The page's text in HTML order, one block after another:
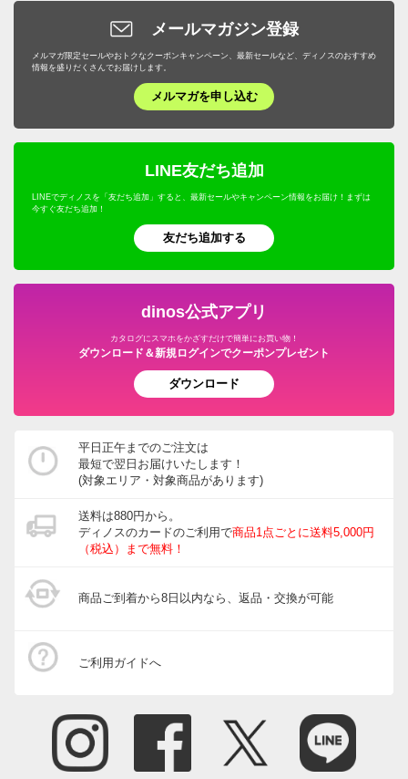
メールマガジン登録
メルマガ限定セールやおトクなクーポンキャンペーン、最新セールなど、ディノスのおすすめ
情報を盛りだくさんでお届けします。
メルマガを申し込む
LINE友だち追加
LINEでディノスを「友だち追加」すると、最新セールやキャンペーン情報をお届け！まずは
今すぐ友だち追加！
友だち追加する
dinos公式アプリ
カタログにスマホをかざすだけで簡単にお買い物！
ダウンロード＆新規ログインでクーポンプレゼント
ダウンロード
平日正午までのご注文は
最短で翌日お届けいたします！
(対象エリア・対象商品があります)
送料は880円から。
ディノスのカードのご利用で商品1点ごとに送料5,000円
（税込）まで無料！
商品ご到着から8日以内なら、返品・交換が可能
ご利用ガイドへ